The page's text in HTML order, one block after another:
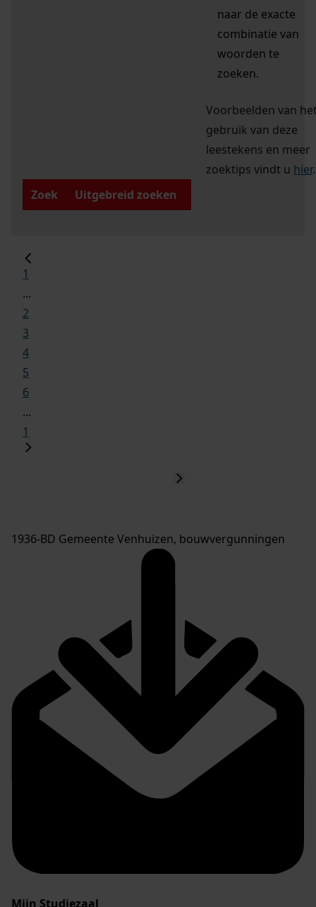
naar de exacte
combinatie van
woorden te
zoeken.
Voorbeelden van
gebruik van deze
leestekens en meer
zoektips vindt u hier.
Zoek
Uitgebreid zoeken
1
...
2
3
4
5
6
...
1
1936-BD Gemeente Venhuizen, bouwvergunningen
Mijn Studiezaal